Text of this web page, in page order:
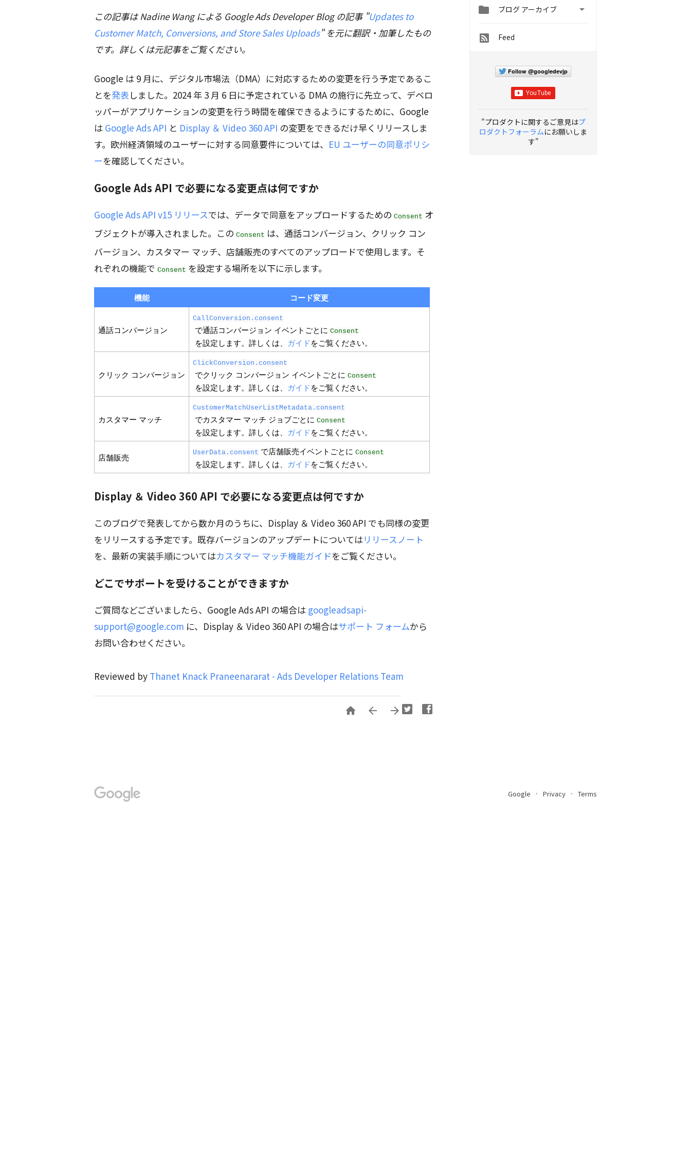
この記事は Nadine Wang による Google Ads Developer Blog の記事 "Updates to
Customer Match, Conversions, and Store Sales Uploads" を元に翻訳・加筆したもの
です。詳しくは元記事をご覧ください。
Google は 9 月に、デジタル市場法（DMA）に対応するための変更を行う予定であるこ
とを発表 しました。2024 年 3 月 6 日に予定されている DMA の施行に先立って、デベロ
ッパーがアプリケーションの変更を行う時間を確保できるようにするために、Google
は Google Ads API と Display ＆ Video 360 API の変更をできるだけ早くリリースしま
す。欧州経済領域のユーザーに対する同意要件については、 EU ユーザーの同意ポリシ
ーを確認してください。
Google Ads API で必要になる変更点は何ですか
Google Ads API v15 リリースでは、データで同意をアップロードするための Consent オ
ブジェクトが導入されました。この Consent は、通話コンバージョン、クリック コン
バージョン、カスタマー マッチ、店舗販売のすべてのアップロードで使用します。そ
れぞれの機能で Consent を設定する場所を以下に示します。
機能 コード変更
通話コンバージョン
CallConversion.consent
で通話コンバージョン イベントごとに Consent
を設定します。詳しくは、 ガイド をご覧ください。
クリック コンバージョン
ClickConversion.consent
でクリック コンバージョン イベントごとに Consent
を設定します。詳しくは、 ガイド をご覧ください。
カスタマー マッチ
CustomerMatchUserListMetadata.consent
でカスタマー マッチ ジョブごとに Consent
を設定します。詳しくは、 ガイド をご覧ください。
店舗販売
UserData.consent で店舗販売イベントごとに Consent
を設定します。詳しくは、 ガイド をご覧ください。
Display ＆ Video 360 API で必要になる変更点は何ですか
このブログで発表してから数か月のうちに、Display ＆ Video 360 API でも同様の変更
をリリースする予定です。既存バージョンのアップデートについてはリリースノート
を、最新の実装手順についてはカスタマー マッチ機能ガイドをご覧ください。
どこでサポートを受けることができますか
ご質問などございましたら、Google Ads API の場合は googleadsapi-
support@google.com に、Display ＆ Video 360 API の場合はサポート フォームから
お問い合わせください。
Reviewed by Thanet Knack Praneenararat - Ads Developer Relations Team
  
 ブログ アーカイブ 
Feed
Follow @googledevjp
"プロダクトに関するご意見はプ
ロダクトフォーラムにお願いしま
す"
Google Privacy Terms